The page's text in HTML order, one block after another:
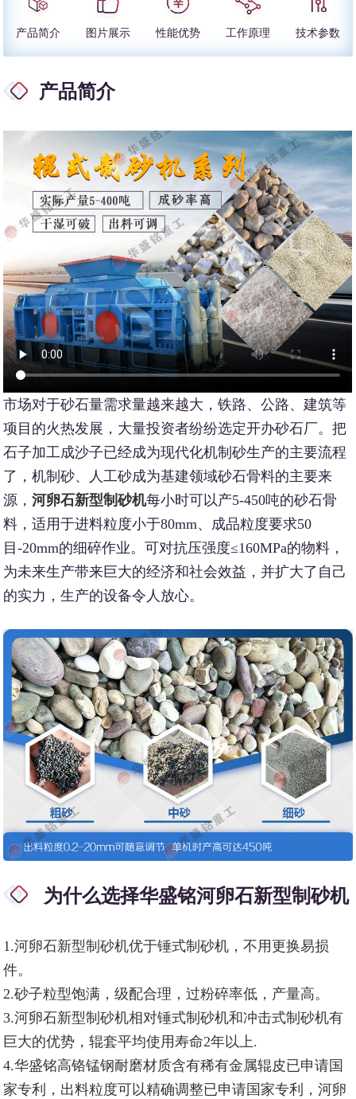
产品简介 图片展示 性能优势 工作原理 技术参数
产品简介
市场对于砂石量需求量越来越大，铁路、公路、建筑等
项目的火热发展，大量投资者纷纷选定开办砂石厂。把
石子加工成沙子已经成为现代化机制砂生产的主要流程
了，机制砂、人工砂成为基建领域砂石骨料的主要来
源，河卵石新型制砂机每小时可以产5-450吨的砂石骨
料，适用于进料粒度小于80mm、成品粒度要求50
目-20mm的细碎作业。可对抗压强度≤160MPa的物料，
为未来生产带来巨大的经济和社会效益，并扩大了自己
的实力，生产的设备令人放心。
为什么选择华盛铭河卵石新型制砂机
1.河卵石新型制砂机优于锤式制砂机，不用更换易损
件。
2.砂子粒型饱满，级配合理，过粉碎率低，产量高。
3.河卵石新型制砂机相对锤式制砂机和冲击式制砂机有
巨大的优势，辊套平均使用寿命2年以上.
4.华盛铭高铬锰钢耐磨材质含有稀有金属辊皮已申请国
家专利，出料粒度可以精确调整已申请国家专利，河卵